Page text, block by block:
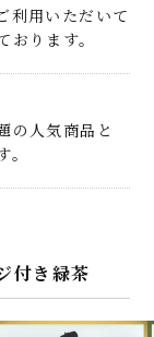
利用いただいて
ります。
の人気商品と
付き緑茶